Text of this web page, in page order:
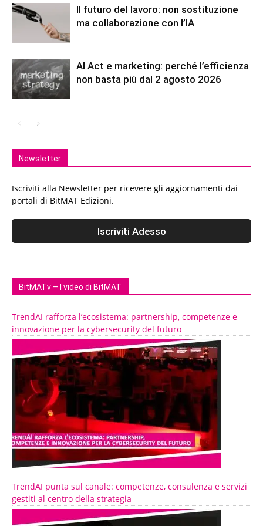
Il futuro del lavoro: non sostituzione
ma collaborazione con l’IA
AI Act e marketing: perché l’efficienza
non basta più dal 2 agosto 2026
Newsletter
Iscriviti alla Newsletter per ricevere gli aggiornamenti dai
portali di BitMAT Edizioni.
BitMATv – I video di BitMAT
TrendAI rafforza l’ecosistema: partnership, competenze e
innovazione per la cybersecurity del futuro
TrendAI punta sul canale: competenze, consulenza e servizi
gestiti al centro della strategia